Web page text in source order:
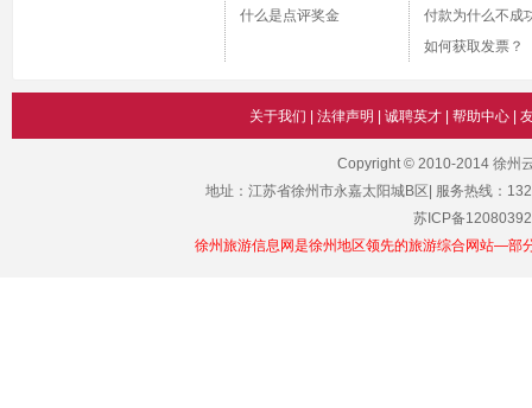
什么是点评奖金
付款为什么不成
如何获取发票？
关于我们 | 法律声明 | 诚聘英才| 帮助中心|
Copyright © 2010-2014 徐州
地址：江苏省徐州市永嘉太阳城B区| 服务热线：
苏ICP备
徐州旅游信息网是徐州地区领先的旅游综合网站—部